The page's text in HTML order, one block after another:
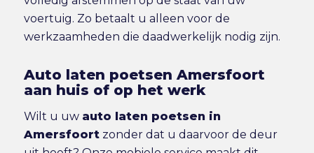
voertuig. Zo betaalt u alleen voor de
werkzaamheden die daadwerkelijk nodig zijn.
Auto laten poetsen Amersfoort
aan huis of op het werk
Wilt u uw auto laten poetsen in
Amersfoortzonder dat u daarvoor de deur